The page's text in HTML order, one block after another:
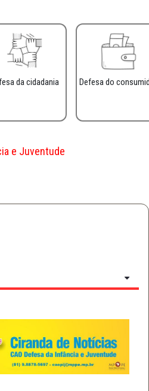
da cidadania Defesa do
e Juventude